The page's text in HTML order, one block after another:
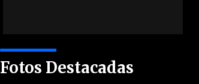
Fotos Destacadas